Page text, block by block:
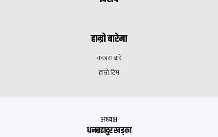
हाम्रो बारेमा
कखरा बारे
हाम्रो टिम
अध्यक्ष
धनबहादुर खड्का